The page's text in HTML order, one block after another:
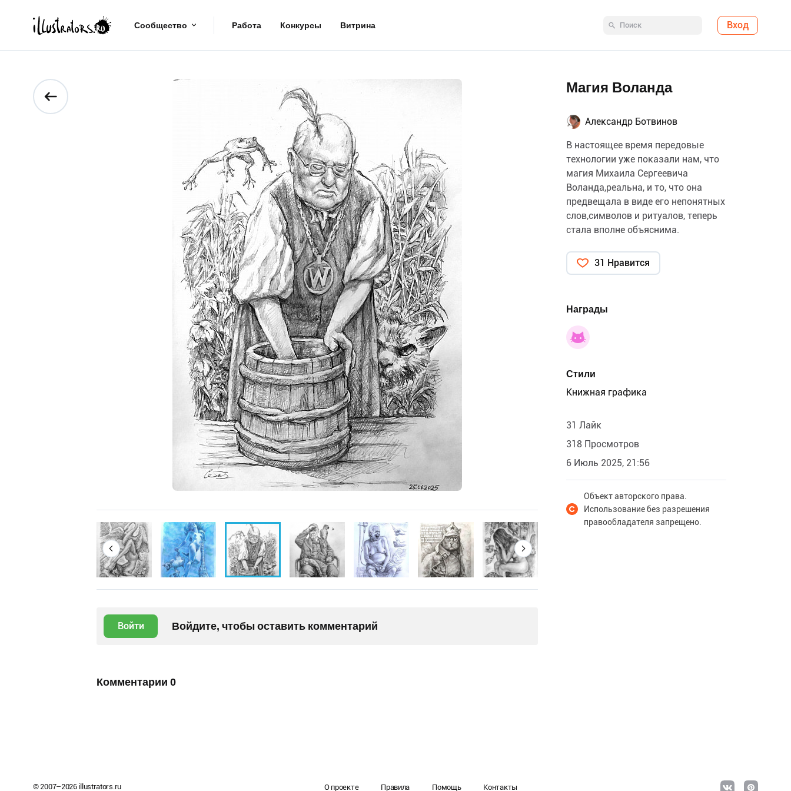
Сообщество Работа Конкурсы Витрина Вход
Войти Войдите, чтобы оставить комментарий
Комментарии 0
Магия Воланда
Александр Ботвинов
В настоящее время передовые
технологии уже показали нам, что
магия Михаила Сергеевича
Воланда,реальна, и то, что она
предвещала в виде его непонятных
слов,символов и ритуалов, теперь
стала вполне объяснима.
31 Нравится
Награды
Стили
Книжная графика
31 Лайк
318 Просмотров
6 Июль 2025, 21:56
Объект авторского права.
Использование без разрешения
правообладателя запрещено.
© 2007–2026illustrators.ru О проекте Правила Помощь Контакты